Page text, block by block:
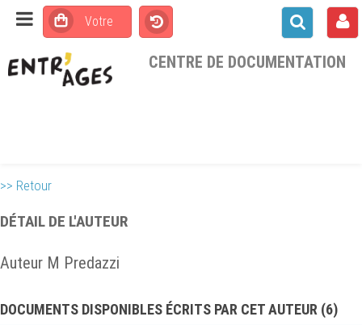
CENTRE DE DOCUMENTATION
>> Retour
DÉTAIL DE L'AUTEUR
Auteur M Predazzi
DOCUMENTS DISPONIBLES ÉCRITS PAR CET AUTEUR (6)